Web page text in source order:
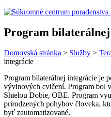
Program
Domovská stránka > Služby >
integrácie
Program bilaterálnej integrácie je
vývinových cvičení. Program bol
Shielou Dobie, OBE. Program
prirodzených pohybov človeka,
byť zautomatizované.